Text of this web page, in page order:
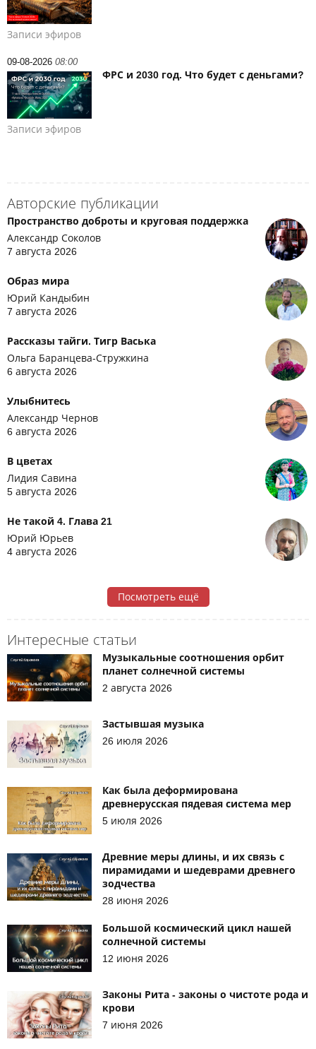
Записи эфиров
09-08-2026 08:00
ФРС и 2030 год. Что будет с деньгами?
Записи эфиров
Авторские публикации
Пространство доброты и круговая поддержка
Александр Соколов
7 августа 2026
Образ мира
Юрий Кандыбин
7 августа 2026
Рассказы тайги. Тигр Васька
Ольга Баранцева-Стружкина
6 августа 2026
Улыбнитесь
Александр Чернов
6 августа 2026
В цветах
Лидия Савина
5 августа 2026
Не такой 4. Глава 21
Юрий Юрьев
4 августа 2026
Посмотреть ещё
Интересные статьи
Музыкальные соотношения орбит
планет солнечной системы
2 августа 2026
Застывшая музыка
26 июля 2026
Как была деформирована
древнерусская пядевая система мер
5 июля 2026
Древние меры длины, и их связь с
пирамидами и шедеврами древнего
зодчества
28 июня 2026
Большой космический цикл нашей
солнечной системы
12 июня 2026
Законы Рита - законы о чистоте рода и
крови
7 июня 2026